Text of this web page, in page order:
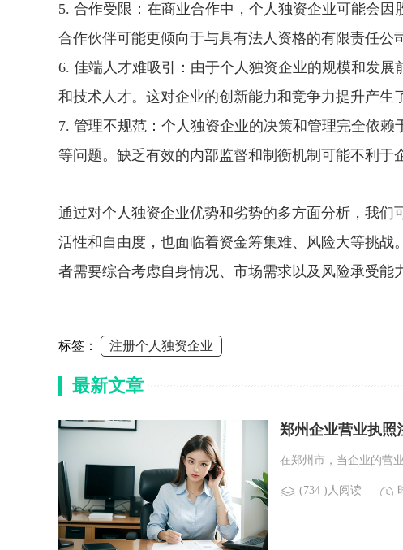
5. 合作受限：在商业合作中，个人独资企业可能会
合作伙伴可能更倾向于与具有法人资格的有限责任公
6. 佳端人才难吸引：由于个人独资企业的规模和发
和技术人才。这对企业的创新能力和竞争力提升产生
7. 管理不规范：个人独资企业的决策和管理完全依
等问题。缺乏有效的内部监督和制衡机制可能不利于
通过对个人独资企业优势和劣势的多方面分析，我们
活性和自由度，也面临着资金筹集难、风险大等挑
者需要综合考虑自身情况、市场需求以及风险承受能
标签： 注册个人独资企业
最新文章
郑州企业营业执照
在郑州市，当企业的营
(734 )人阅读